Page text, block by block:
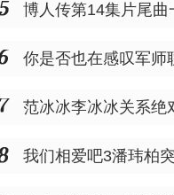
博人传第14集片尾曲
你是否也在感叹军师
范冰冰李冰冰关系绝
我们相爱吧3潘玮柏